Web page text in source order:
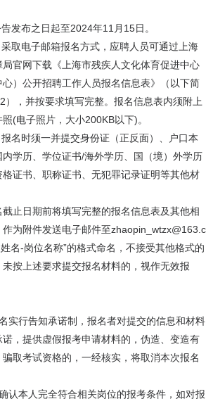
布之日起至2024年11月15日。
电子邮箱报名方式，应聘人员可通过上海
官网下载《上海市残疾人文化体育促进中心
心）公开招聘工作人员报名信息表》（以下简
），并按要求填写完整。报名信息表内须附上
(电子照片，大小200KB以下)。
时须一并提交身份证（正反面）、户口本
内学历、学位证书/海外学历、国（境）外学历
证书、职称证书、无犯罪记录证明等其他材
日期前将填写完整的报名信息表及其他相
为附件发送电子邮件至zhaopin_wtzx@163.c
名-岗位名称”的格式命名，不接受其他格式的
按上述要求提交报名材料的，视作无效报
行告知承诺制，报名者对提交的信息和材料
，提供虚假报考申请材料的，伪造、变造有
取考试资格的，一经核实，将取消本次报名
本人完全符合相关岗位的报考条件，如对报